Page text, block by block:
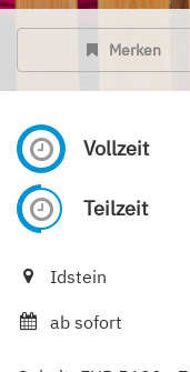
Merken
Vollzeit
Teilzeit
Idstein
ab sofort